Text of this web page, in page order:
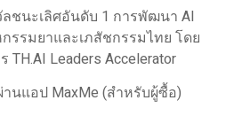
ลชนะเลิศอันดับ 1 การพัฒนา AI
รรมยาและเภสัชกรรมไทย โดย
TH.AI Leaders Accelerator
านแอป MaxMe (สำหรับผู้ซื้อ)